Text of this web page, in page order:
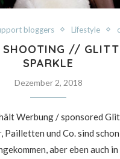
bloggers Lifestyle
SHOOTING //
SPARKLE
Dezember 2, 2018
Werbung / sponsored
Pailletten und Co. sind
aber eben auch